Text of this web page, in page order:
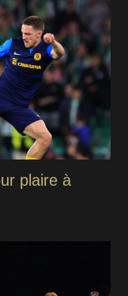
plaire à